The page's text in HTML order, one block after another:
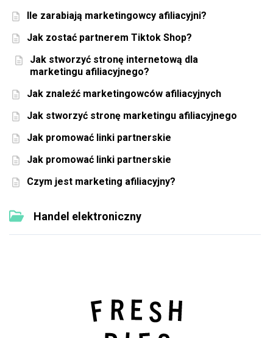
Ile zarabiają marketingowcy afiliacyjni?
Jak zostać partnerem Tiktok Shop?
Jak stworzyć stronę internetową dla
marketingu afiliacyjnego?
Jak znaleźć marketingowców afiliacyjnych
Jak stworzyć stronę marketingu afiliacyjnego
Jak promować linki partnerskie
Jak promować linki partnerskie
Czym jest marketing afiliacyjny?
Handel elektroniczny